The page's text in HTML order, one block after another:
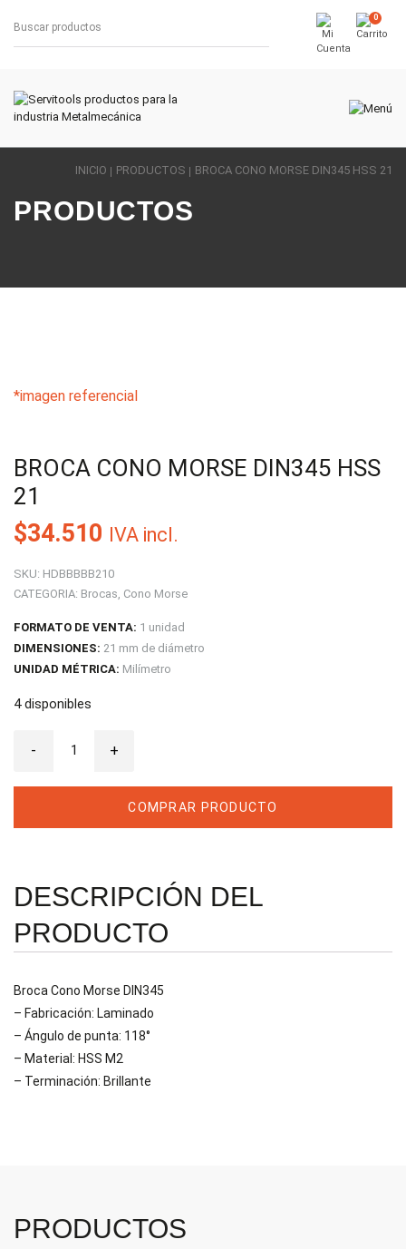
0
INICIO PRODUCTOS BROCA CONO MORSE DIN345 HSS 21
PRODUCTOS
*imagen referencial
BROCA CONO MORSE DIN345 HSS
21
$34.510 IVA incl.
SKU: HDBBBBB210
CATEGORIA: Brocas, Cono Morse
FORMATO DE VENTA: 1 unidad
DIMENSIONES: 21 mm de diámetro
UNIDAD MÉTRICA: Milímetro
4 disponibles
-
Cono
+
COMPRAR PRODUCTO
DESCRIPCIÓN DEL
PRODUCTO
Broca Cono Morse DIN345
– Fabricación: Laminado
– Ángulo de punta: 118°
– Material: HSS M2
– Terminación: Brillante
PRODUCTOS